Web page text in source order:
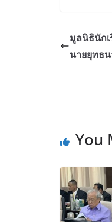
มูลนิธินัก
นายยุทธ
You